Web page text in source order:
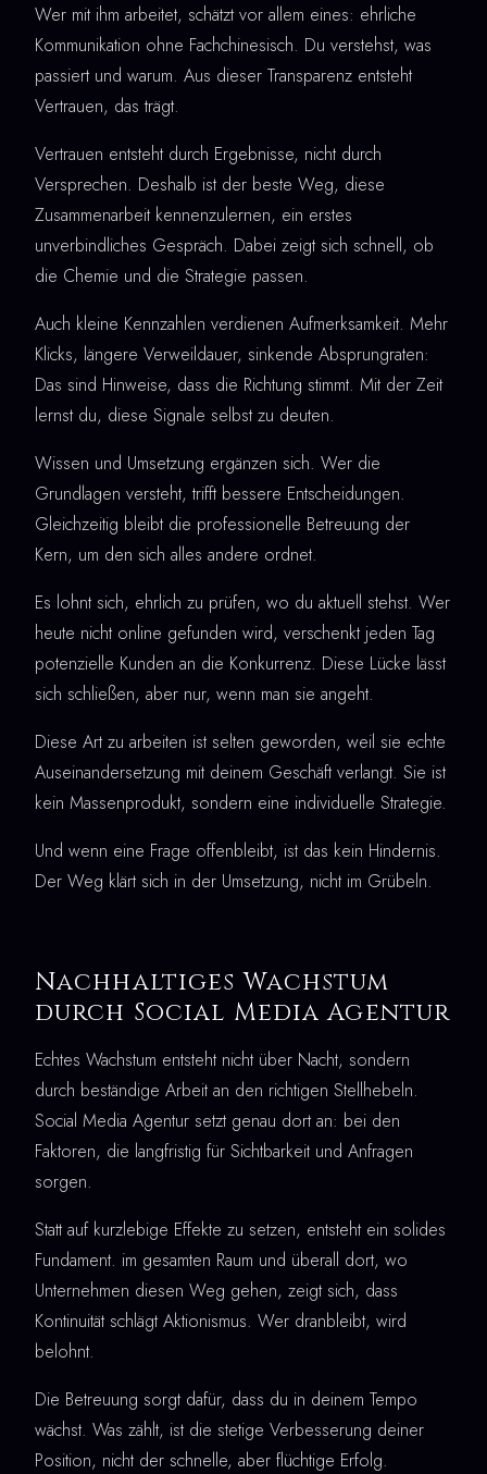
Wer mit ihm arbeitet, schätzt vor allem eines: ehrliche
Kommunikation ohne Fachchinesisch. Du verstehst, was
passiert und warum. Aus dieser Transparenz entsteht
Vertrauen, das trägt.
Vertrauen entsteht durch Ergebnisse, nicht durch
Versprechen. Deshalb ist der beste Weg, diese
Zusammenarbeit kennenzulernen, ein erstes
unverbindliches Gespräch. Dabei zeigt sich schnell, ob
die Chemie und die Strategie passen.
Auch kleine Kennzahlen verdienen Aufmerksamkeit. Mehr
Klicks, längere Verweildauer, sinkende Absprungraten:
Das sind Hinweise, dass die Richtung stimmt. Mit der Zeit
lernst du, diese Signale selbst zu deuten.
Wissen und Umsetzung ergänzen sich. Wer die
Grundlagen versteht, trifft bessere Entscheidungen.
Gleichzeitig bleibt die professionelle Betreuung der
Kern, um den sich alles andere ordnet.
Es lohnt sich, ehrlich zu prüfen, wo du aktuell stehst. Wer
heute nicht online gefunden wird, verschenkt jeden Tag
potenzielle Kunden an die Konkurrenz. Diese Lücke lässt
sich schließen, aber nur, wenn man sie angeht.
Diese Art zu arbeiten ist selten geworden, weil sie echte
Auseinandersetzung mit deinem Geschäft verlangt. Sie ist
kein Massenprodukt, sondern eine individuelle Strategie.
Und wenn eine Frage offenbleibt, ist das kein Hindernis.
Der Weg klärt sich in der Umsetzung, nicht im Grübeln.
Nachhaltiges Wachstum
durch Social Media Agentur
Echtes Wachstum entsteht nicht über Nacht, sondern
durch beständige Arbeit an den richtigen Stellhebeln.
Social Media Agentur setzt genau dort an: bei den
Faktoren, die langfristig für Sichtbarkeit und Anfragen
sorgen.
Statt auf kurzlebige Effekte zu setzen, entsteht ein solides
Fundament. im gesamten Raum und überall dort, wo
Unternehmen diesen Weg gehen, zeigt sich, dass
Kontinuität schlägt Aktionismus. Wer dranbleibt, wird
belohnt.
Die Betreuung sorgt dafür, dass du in deinem Tempo
wächst. Was zählt, ist die stetige Verbesserung deiner
Position, nicht der schnelle, aber flüchtige Erfolg.